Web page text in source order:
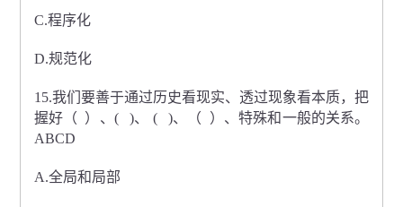
C.程序化
D.规范化
15.我们要善于通过历史看现实、透过现象看本质，把
握好（ ）、( )、 ( )、（ ）、特殊和一般的关系。
ABCD
A.全局和局部